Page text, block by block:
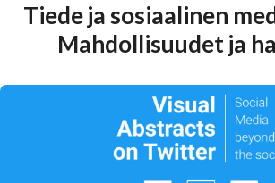
Tiede ja sosiaalinen
Mahdollisuudet ja